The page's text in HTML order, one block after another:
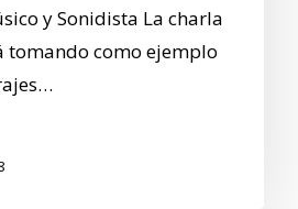
y Sonidista La charla
tomando como ejemplo